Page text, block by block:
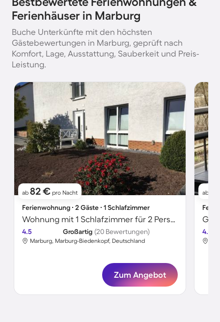
Ferienhäuser in Marburg
Buche Unterkünfte mit den höchsten
Gästebewertungen in Marburg, geprüft nach
Komfort, Lage, Ausstattung, Sauberkeit und Preis-
Leistung.
ab 82 € pro Nacht
Ferienwohnung ∙ 2 Gäste ∙ 1 Schlafzimmer
Wohnung mit 1 Schlafzimmer für 2 Personen
4.5 Großartig (20 Bewertungen)
Marburg, Marburg-Biedenkopf, Deutschland
Zum Angebot
ab
4.6